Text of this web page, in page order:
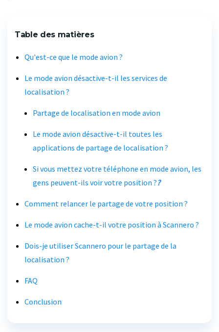
Table des matières
Qu'est-ce que le mode avion ?
Le mode avion désactive-t-il les services de
localisation ?
Partage de localisation en mode avion
Le mode avion désactive-t-il toutes les
applications de partage de localisation ?
Si vous mettez votre téléphone en mode avion, les
gens peuvent-ils voir votre position ??
Comment relancer le partage de votre position ?
Le mode avion cache-t-il votre position à Scannero ?
Dois-je utiliser Scannero pour le partage de la
localisation ?
FAQ
Conclusion